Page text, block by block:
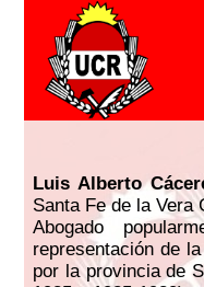
Luis Alberto
Santa Fe de la Vera
Abogado
representación de
por la provincia de